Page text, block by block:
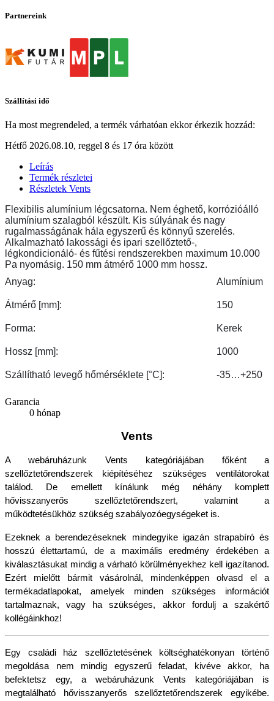
Partnereink
Szállítási idő
Ha most megrendeled, a termék várhatóan ekkor érkezik hozzád:
Hétfő 2026.08.10, reggel 8 és 17 óra között
Leírás
Termék részletei
Részletek Vents
Flexibilis alumínium légcsatorna. Nem éghető, korrózióálló
alumínium szalagból készült. Kis súlyának és nagy
rugalmasságának hála egyszerű és könnyű szerelés.
Alkalmazható lakossági és ipari szellőztető-,
légkondicionáló- és fűtési rendszerekben maximum 10.000
Pa nyomásig. 150 mm átmérő 1000 mm hossz.
Anyag:
Alumínium
Átmérő [mm]: 150
Forma: Kerek
Hossz [mm]: 1000
Szállítható levegő hőmérséklete [°С]: -35…+250
Garancia
0 hónap
Vents
A webáruházunk Vents kategóriájában főként a
szellőztetőrendszerek kiépítéséhez szükséges ventilátorokat
találod. De emellett kínálunk még néhány komplett
hővisszanyerős szellőztetőrendszert, valamint a
működtetésükhöz szükség szabályozóegységeket is.
Ezeknek a berendezéseknek mindegyike igazán strapabíró és
hosszú élettartamú, de a maximális eredmény érdekében a
kiválasztásukat mindig a várható körülményekhez kell igazítanod.
Ezért mielőtt bármit vásárolnál, mindenképpen olvasd el a
termékadatlapokat, amelyek minden szükséges információt
tartalmaznak, vagy ha szükséges, akkor fordulj a szakértő
kollégáinkhoz!
Egy családi ház szellőztetésének költséghatékonyan történő
megoldása nem mindig egyszerű feladat, kivéve akkor, ha
befektetsz egy, a webáruházunk Vents kategóriájában is
megtalálható hővisszanyerős szellőztetőrendszerek egyikébe.